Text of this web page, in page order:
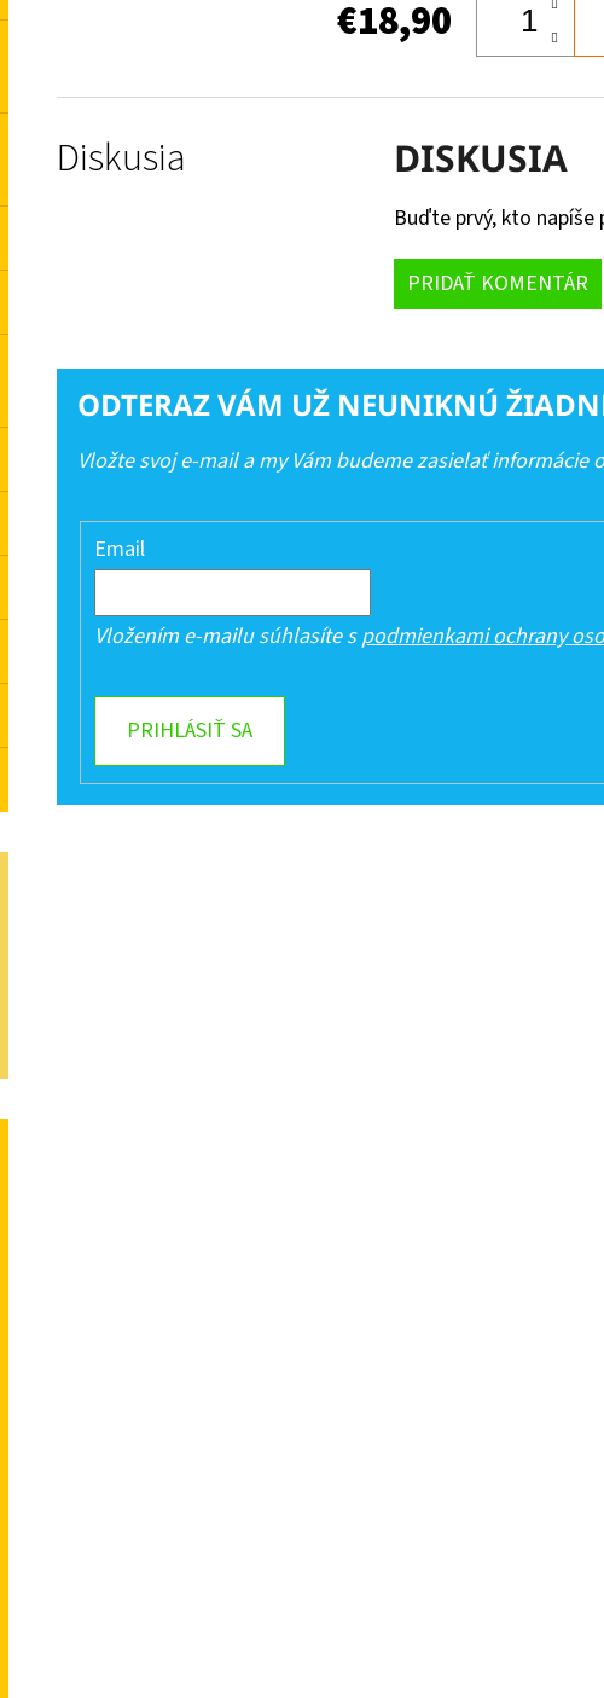
€18,90
Diskusia DISKUSIA
Buďte prvý, kto
PRIDAŤ KOMENTÁR
ODTERAZ VÁM UŽ NEUNIKNÚ
Vložte svoj e-mail a my Vám budeme zasielať
Email
Vložením e-mailu súhlasíte spodmienkami ochrany
PRIHLÁSIŤ SA